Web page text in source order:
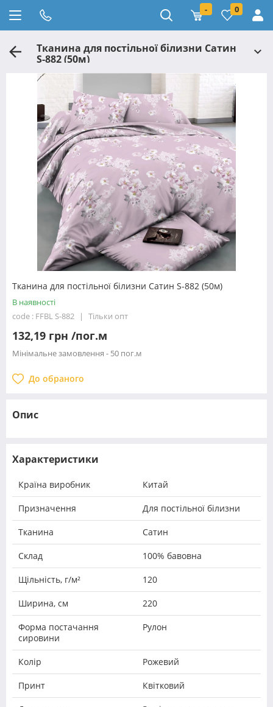
- 0
Тканина для постільної білизни Сатин
S-882 (50м)
Тканина для постільної білизни Сатин S-882 (50м)
В наявності
code : FFBL S-882
Тільки опт
132,19 грн /пог.м
Мінімальне замовлення - 50 пог.м
До обраного
Опис
Характеристики
Країна виробник Китай
Призначення Для постільної білизни
Тканина Сатин
Склад 100% бавовна
Щільність, г/м² 120
Ширина, см 220
Форма постачання
сировини
Рулон
Колір Рожевий
Принт Квітковий